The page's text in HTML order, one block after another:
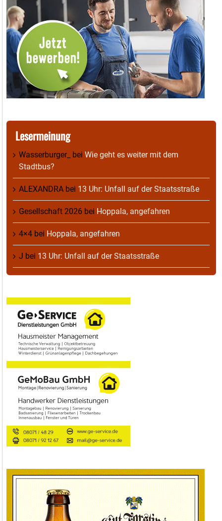
Lesermeinung
Wasserburger_ bei Wie geht es weiter mit dem
Stadtbus?
ALEXANDRA bei 13 Uhr: Unfall auf der Staatsstraße
Gesellschaft 2026 bei Hoppala, angefahren
4×4 bei Hoppala, angefahren
J bei 13 Uhr: Unfall auf der Staatsstraße